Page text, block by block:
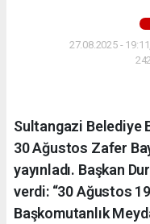
27.08.2025 -
Sultangazi Belediye
30 Ağustos Zafer
yayınladı. Başkan
verdi: “30 Ağustos
Başkomutanlık